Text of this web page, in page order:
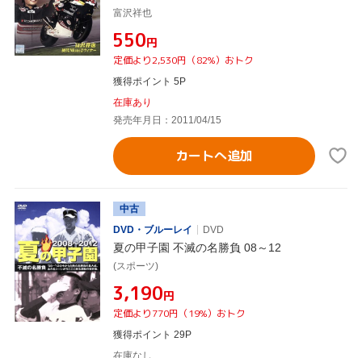
富沢祥也
¥550円
定価より2,530円（82%）おトク
獲得ポイント 5P
在庫あり
発売年月日：2011/04/15
カートへ追加
中古
DVD・ブルーレイ
DVD
夏の甲子園 不滅の名勝負 08～12
(スポーツ)
¥3,190円
定価より770円（19%）おトク
獲得ポイント 29P
在庫なし